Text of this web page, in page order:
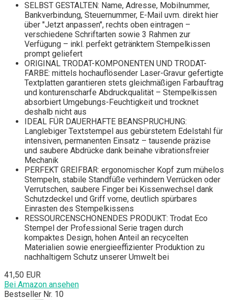
SELBST GESTALTEN: Name, Adresse, Mobilnummer,
Bankverbindung, Steuernummer, E-Mail uvm. direkt hier
über "Jetzt anpassen", rechts oben eintragen –
verschiedene Schriftarten sowie 3 Rahmen zur
Verfügung – inkl. perfekt getränktem Stempelkissen
prompt geliefert
ORIGINAL TRODAT-KOMPONENTEN UND TRODAT-
FARBE: mittels hochauflösender Laser-Gravur gefertigte
Textplatten garantieren stets gleichmäßigen Farbauftrag
und konturenscharfe Abdruckqualität – Stempelkissen
absorbiert Umgebungs-Feuchtigkeit und trocknet
deshalb nicht aus
IDEAL FÜR DAUERHAFTE BEANSPRUCHUNG:
Langlebiger Textstempel aus gebürstetem Edelstahl für
intensiven, permanenten Einsatz – tausende präzise
und saubere Abdrücke dank beinahe vibrationsfreier
Mechanik
PERFEKT GREIFBAR: ergonomischer Kopf zum mühelos
Stempeln, stabile Standfüße verhindern Verrücken oder
Verrutschen, saubere Finger bei Kissenwechsel dank
Schutzdeckel und Griff vorne, deutlich spürbares
Einrasten des Stempelkissens
RESSOURCENSCHONENDES PRODUKT: Trodat Eco
Stempel der Professional Serie tragen durch
kompaktes Design, hohen Anteil an recycelten
Materialien sowie energieeffizienter Produktion zu
nachhaltigem Schutz unserer Umwelt bei
41,50 EUR
Bei Amazon ansehen
Bestseller Nr. 10